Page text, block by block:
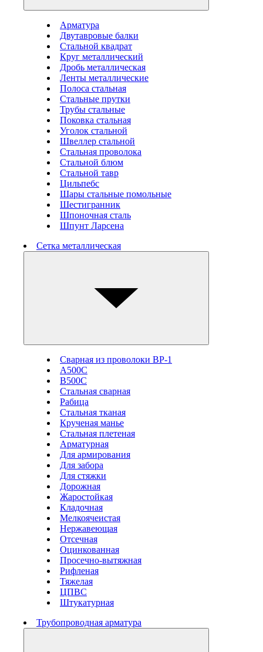
Арматура
Двутавровые балки
Стальной квадрат
Круг металлический
Дробь металлическая
Ленты металлические
Полоса стальная
Стальные прутки
Трубы стальные
Поковка стальная
Уголок стальной
Швеллер стальной
Стальная проволока
Стальной блюм
Стальной тавр
Цильпебс
Шары стальные помольные
Шестигранник
Шпоночная сталь
Шпунт Ларсена
Сетка металлическая
Сварная из проволоки ВР-1
А500С
В500С
Стальная сварная
Рабица
Стальная тканая
Крученая манье
Стальная плетеная
Арматурная
Для армирования
Для забора
Для стяжки
Дорожная
Жаростойкая
Кладочная
Мелкоячеистая
Нержавеющая
Отсечная
Оцинкованная
Просечно-вытяжная
Рифленая
Тяжелая
ЦПВС
Штукатурная
Трубопроводная арматура